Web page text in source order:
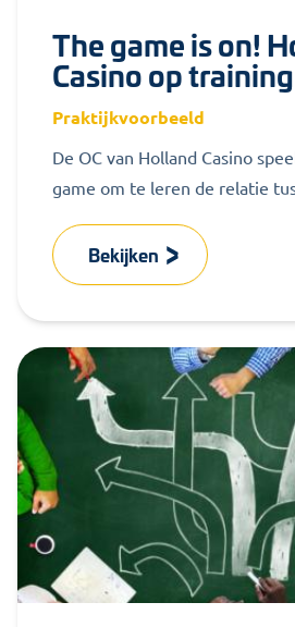
The game is on!
Casino op training
Praktijkvoorbeeld
De OC van Holland Casino
game om te leren de relatie
verbeteren....
Bekijken